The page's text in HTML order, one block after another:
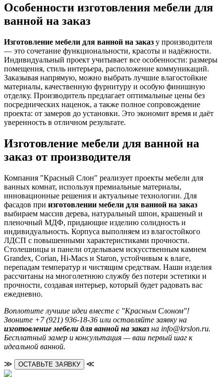
Особенности изготовления мебели для
ванной на заказ
Изготовление мебели для ванной на заказ у производителя
— это сочетание функциональности, красоты и надёжности.
Индивидуальный проект учитывает все особенности: размеры
помещения, стиль интерьера, расположение коммуникаций.
Заказывая напрямую, можно выбрать лучшие влагостойкие
материалы, качественную фурнитуру и особую финишную
отделку. Производитель предлагает оптимальные цены без
посреднических наценок, а также полное сопровождение
проекта: от замеров до установки. Это экономит время и даёт
уверенность в отличном результате.
Изготовление мебели для ванной на
заказ от производителя
Компания "Красный Слон" реализует проекты мебели для
ванных комнат, используя премиальные материалы,
инновационные решения и актуальные технологии. Для
фасадов при изготовлении мебели для ванной на заказ
выбираем массив дерева, натуральный шпон, крашеный и
пленочный МДФ, придающие изделию солидность и
индивидуальность. Корпуса выполняем из влагостойкого
ЛДСП с повышенными характеристиками прочности.
Столешницы и панели отделываем искусственным камнем
Grandex, Corian, Hi-Macs и Staron, устойчивым к влаге,
перепадам температур и чистящим средствам. Наши изделия
рассчитаны на многолетнюю службу без потери эстетики и
прочности, создавая интерьер, который будет радовать вас
ежедневно.
Воплотите лучшие идеи вместе с "Красным Слоном"!
Звоните +7 (921) 936-18-36 или оставляйте заявку на
изготовление мебели для ванной на заказ на info@krslon.ru.
Бесплатный замер и консультация — ваш первый шаг к
идеальной ванной.
≫ ОСТАВЬТЕ ЗАЯВКУ ≪